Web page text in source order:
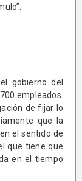
gobierno del
empleados.
de fijar lo
que la
el sentido de
que tiene que
en el tiempo